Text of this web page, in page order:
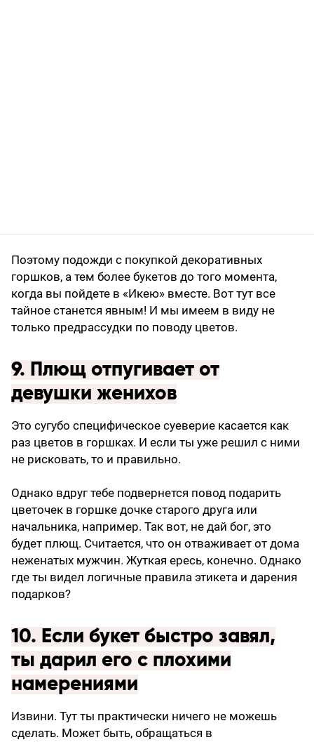
Поэтому подожди с покупкой декоративных
горшков, а тем более букетов до того момента,
когда вы пойдете в «Икею» вместе. Вот тут все
тайное станется явным! И мы имеем в виду не
только предрассудки по поводу цветов.
9. Плющ отпугивает от
девушки женихов
Это сугубо специфическое суеверие касается как
раз цветов в горшках. И если ты уже решил с ними
не рисковать, то и правильно.
Однако вдруг тебе подвернется повод подарить
цветочек в горшке дочке старого друга или
начальника, например. Так вот, не дай бог, это
будет плющ. Считается, что он отваживает от дома
неженатых мужчин. Жуткая ересь, конечно. Однако
где ты видел логичные правила этикета и дарения
подарков?
10. Если букет быстро завял,
ты дарил его с плохими
намерениями
Извини. Тут ты практически ничего не можешь
сделать. Может быть, обращаться в